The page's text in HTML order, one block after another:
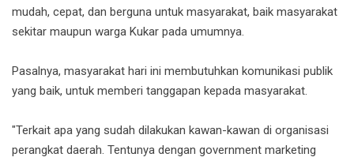
mudah, cepat, dan berguna untuk masyarakat, baik masyarakat
sekitar maupun warga Kukar pada umumnya.
Pasalnya, masyarakat hari ini membutuhkan komunikasi publik
yang baik, untuk memberi tanggapan kepada masyarakat.
"Terkait apa yang sudah dilakukan kawan-kawan di organisasi
perangkat daerah. Tentunya dengan government marketing